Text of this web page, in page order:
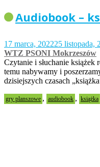
Audiobook –
17 marca, 202225 listopada,
WTZ PSONI Mokrzeszów
Czytanie i słuchanie książek
temu nabywamy i
dzisiejszych czasach
gry planszowe , audiobook , książka